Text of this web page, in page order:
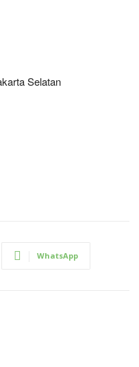
Selatan
WhatsApp